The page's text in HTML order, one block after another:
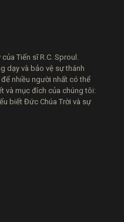
Tiến sĩ R.C. Sproul.
dạy và bảo vệ sự thánh
nhiều người nhất có thể
và mục đích của chúng tôi:
biết Đức Chúa Trời và sự